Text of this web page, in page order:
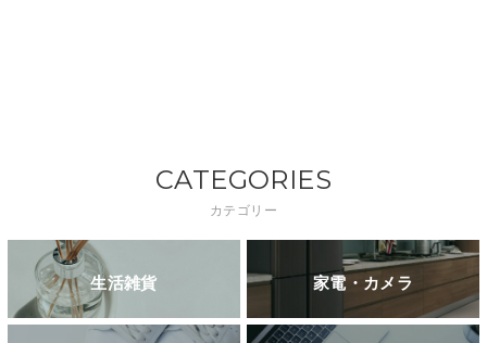
CATEGORIES
カテゴリー
生活雑貨 家電・カメラ